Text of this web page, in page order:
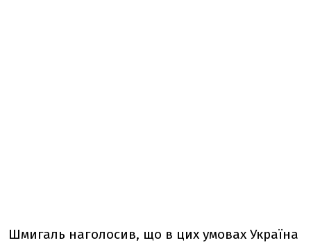
Шмигаль наголосив, що в цих умовах Україна